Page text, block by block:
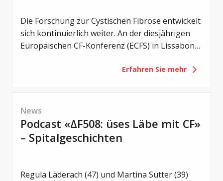
Die Forschung zur Cystischen Fibrose entwickelt
sich kontinuierlich weiter. An der diesjährigen
Europäischen CF-Konferenz (ECFS) in Lissabon
von einem noch früheren Einsatz von CFTR-
Therapieansätzen und neuen Strategien gegen
bakterielle Infektionen.
Erfahren Sie mehr
News
Podcast «ΔF508: üses Läbe mit CF»
– Spitalgeschichten
Regula Läderach (47) und Martina Sutter (39)